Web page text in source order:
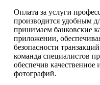
Оплата за услуги
производится удобным
принимаем банковские
приложении,
безопасности
команда специалистов
обеспечив
фотографий.